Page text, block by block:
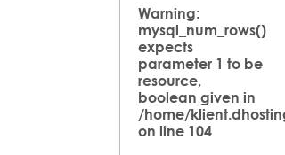
Warning:
mysql_num_rows()
expects
parameter 1 to be
resource,
boolean given in
/home/
on line 104